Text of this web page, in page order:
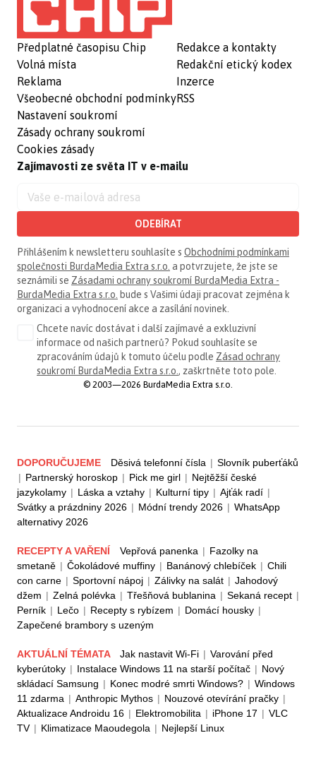
Předplatné časopisu Chip
Volná místa
Reklama
Všeobecné obchodní podmínky
Nastavení soukromí
Zásady ochrany soukromí
Cookies zásady
Redakce a kontakty
Redakční etický kodex
Inzerce
RSS
Zajímavosti ze světa IT v e-mailu
ODEBÍRAT
Přihlášením k newsletteru souhlasíte s Obchodními podmínkami
společnosti BurdaMedia Extra s.r.o. a potvrzujete, že jste se
seznámili se Zásadami ochrany soukromí BurdaMedia Extra -
BurdaMedia Extra s.r.o. bude s Vašimi údaji pracovat zejména k
organizaci a vyhodnocení akce a zasílání novinek.
Chcete navíc dostávat i další zajímavé a exkluzivní
informace od našich partnerů? Pokud souhlasíte se
zpracováním údajů k tomuto účelu podle Zásad ochrany
soukromí BurdaMedia Extra s.r.o. , zaškrtněte toto pole.
© 2003—2026 BurdaMedia Extra s.r.o.
DOPORUČUJEME Děsivá telefonní čísla | Slovník puberťáků
| Partnerský horoskop | Pick me girl | Nejtěžší české
jazykolamy | Láska a vztahy | Kulturní tipy | Ajťák radí |
Svátky a prázdniny 2026 | Módní trendy 2026 | WhatsApp
alternativy 2026
RECEPTY A VAŘENÍ Vepřová panenka | Fazolky na
smetaně | Čokoládové muffiny | Banánový chlebíček | Chili
con carne | Sportovní nápoj | Zálivky na salát | Jahodový
džem | Zelná polévka | Třešňová bublanina | Sekaná recept |
Perník | Lečo | Recepty s rybízem | Domácí housky |
Zapečené brambory s uzeným
AKTUÁLNÍ TÉMATA Jak nastavit Wi-Fi | Varování před
kyberútoky | Instalace Windows 11 na starší počítač | Nový
skládací Samsung | Konec modré smrti Windows? | Windows
11 zdarma | Anthropic Mythos | Nouzové otevírání pračky |
Aktualizace Androidu 16 | Elektromobilita | iPhone 17 | VLC
TV | Klimatizace Maoudegola | Nejlepší Linux